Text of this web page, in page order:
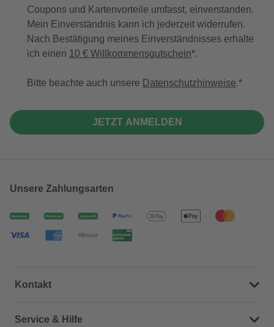
Coupons und Kartenvorteile umfasst, einverstanden.
Mein Einverständnis kann ich jederzeit widerrufen.
Nach Bestätigung meines Einverständnisses erhalte
ich einen 10 € Willkommensgutschein*.
Bitte beachte auch unsere Datenschutzhinweise.
JETZT ANMELDEN
Unsere Zahlungsarten
Kontakt
Dein Kontakt zu uns
Service & Hilfe